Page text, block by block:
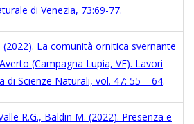
di Venezia, 73:69-77.
(2022). La comunità ornitica svernante
(Campagna Lupia, VE). Lavori
di Scienze Naturali, vol. 47: 55 – 64.
R.G., Baldin M. (2022). Presenza e